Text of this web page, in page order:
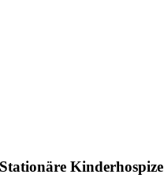
Stationäre Kinderhospize